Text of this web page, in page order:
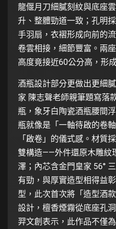
龍偃月刀細膩刻紋與底座
升、整體勁道一致；孔明
手羽扇，衣褶形成向前的
卷雲相接，細節豐富。兩
高度竟接近60公分高，形
酒瓶設計部分更做出更細
家 陳志聲老師親筆題寫落
瓶，象牙白陶瓷酒瓶腰間
瓶就像是「一軸待啟的卷
「啟卷」的儀式感。材質
雙構造——外件還原木雕紋
澤；內芯含金門皇家 56°
有勁，與厚實造型相得益
型，此次首次將「造型酒
設計，檀香煙霧從底座孔
羿文創表示，此作品不僅